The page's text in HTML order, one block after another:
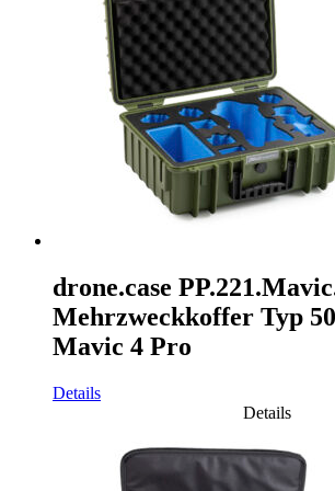
drone.case
Mehrzweckkoffer Typ
Mavic 4 Pro
Details
Details